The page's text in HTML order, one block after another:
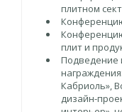
плитном
плит и
Подведение
Кабриоль»,
дизайн-